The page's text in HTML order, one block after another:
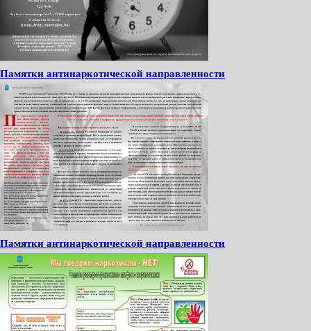
Памятки антинаркотической направленности
Памятки антинаркотической направленности